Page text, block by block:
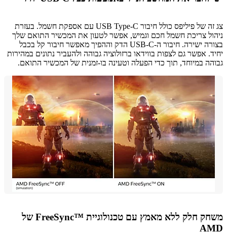
צג זה של פיליפס כולל חיבור USB Type-C עם אספקת חשמל. בעזרת
צריכת חשמל חכם וגמיש, אפשר לטעון את המכשיר התואם שלך
בצורה ישירה. חיבור ה-USB-C הדק וההפיך מאפשר חיבור קל בכבל
אפשר גם לצפות בווידאו ברזולוציה גבוהה ולהעביר נתונים במהירות
במיוחד, תוך כדי הפעלה וטעינה בו-זמנית של המכשיר התואם.
משחק חלק ללא מאמץ עם טכנולוגיית FreeSync™‎ של